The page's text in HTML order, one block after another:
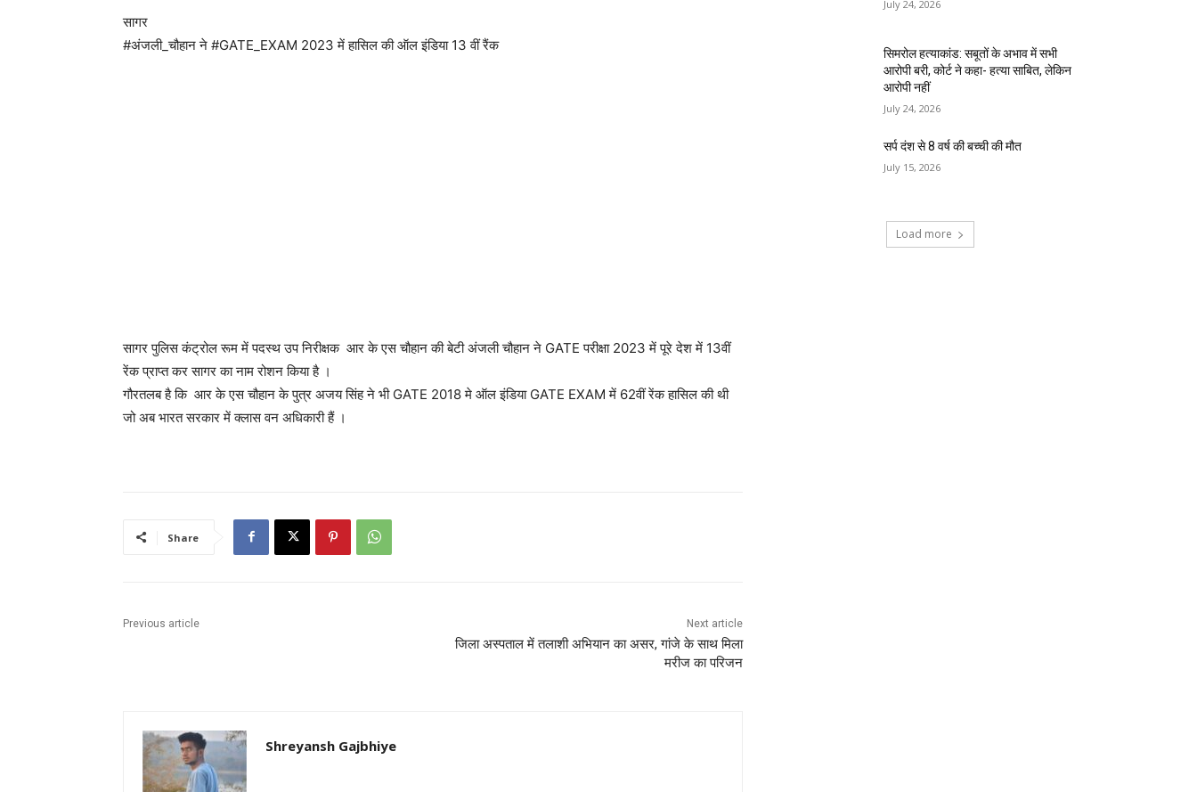
सागर
#अंजली_चौहान ने #GATE_EXAM 2023 में हासिल की ऑल इंडिया 13 वीं रैंक
सागर पुलिस कंट्रोल रूम में पदस्थ उप निरीक्षक आर के एस चौहान की बेटी अंजली चौहान ने GATE परीक्षा 2023 में पूरे देश में 13वीं
रेंक प्राप्त कर सागर का नाम रोशन किया है ।
गौरतलब है कि आर के एस चौहान के पुत्र अजय सिंह ने भी GATE 2018 मे ऑल इंडिया GATE EXAM में 62वीं रेंक हासिल की थी
जो अब भारत सरकार में क्लास वन अधिकारी हैं ।
Share
Previous article Next article
जिला अस्पताल में तलाशी अभियान का असर, गांजे के साथ मिला
मरीज का परिजन
Shreyansh Gajbhiye
July 24, 2026
सिमरोल हत्याकांड: सबूतों के अभाव में सभी
आरोपी बरी, कोर्ट ने कहा- हत्या साबित, लेकिन
आरोपी नहीं
July 24, 2026
सर्प दंश से 8 वर्ष की बच्ची की मौत
July 15, 2026
Load more